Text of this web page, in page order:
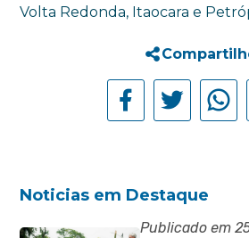
Volta Redonda, Itaocara e
Noticias em Destaque
Publicado em